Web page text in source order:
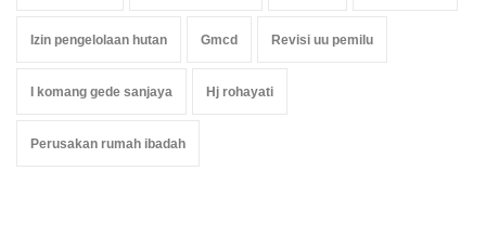
Izin pengelolaan hutan Gmcd Revisi uu pemilu
I komang gede sanjaya Hj rohayati
Perusakan rumah ibadah